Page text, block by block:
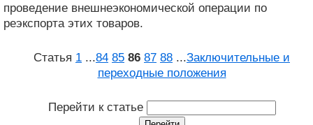
проведение внешнеэкономической операции по
реэкспорта этих товаров.
Статья 1 ...84 85 86 87 88 ...Заключительные и
переходные положения
Перейти к статье